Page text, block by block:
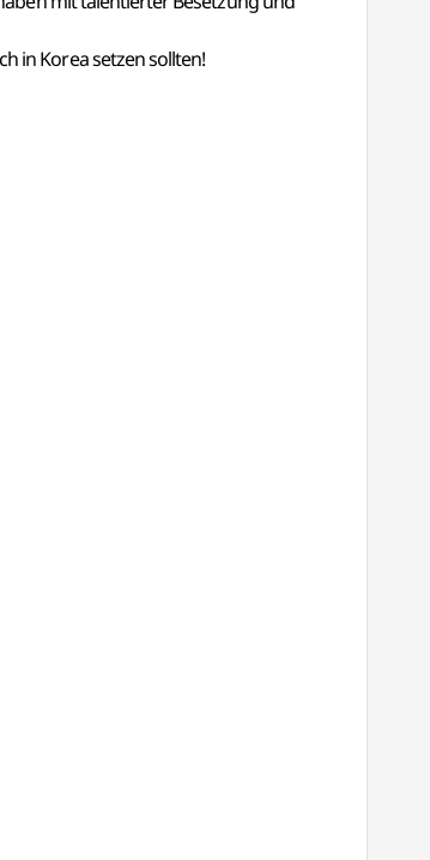
in Korea setzen sollten!